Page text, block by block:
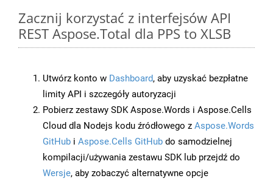
Zacznij korzystać z interfejsów API
REST Aspose.Total dla PPS to XLSB
Utwórz konto w Dashboard, aby uzyskać bezpłatne
limity API i szczegóły autoryzacji
Pobierz zestawy SDK Aspose.Words i Aspose.Cells
Cloud dla Nodejs kodu źródłowego z Aspose.Words
GitHub i Aspose.Cells GitHub do samodzielnej
kompilacji/używania zestawu SDK lub przejdź do
Wersje, aby zobaczyć alternatywne opcje